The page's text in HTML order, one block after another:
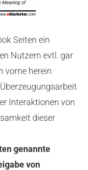
Seiten ein
Nutzern evtl. gar
vorne herein
Interaktionen von
dieser
genannte
von